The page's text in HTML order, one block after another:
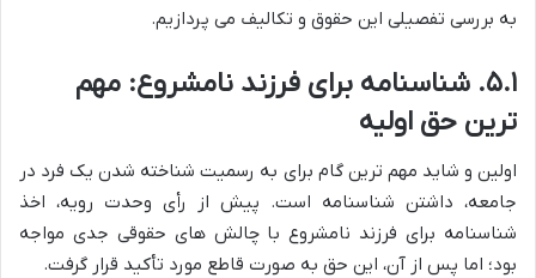
به بررسی تفصیلی این حقوق و تکالیف می پردازیم.
۵.۱. شناسنامه برای فرزند نامشروع: مهم
ترین حق اولیه
اولین و شاید مهم ترین گام برای به رسمیت شناخته شدن یک فرد در
جامعه، داشتن شناسنامه است. پیش از رأی وحدت رویه، اخذ
شناسنامه برای فرزند نامشروع با چالش های حقوقی جدی مواجه
بود؛ اما پس از آن، این حق به صورت قاطع مورد تأکید قرار گرفت.